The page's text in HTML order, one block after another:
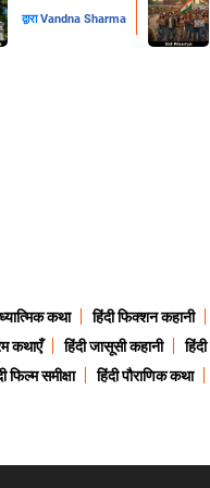
द्वाराVandna Sharma
कथा
हिंदी फिक्शन कहानी
कथाएँ हिंदी जासूसी कहानी
फिल्म समीक्षा हिंदी पौराणिक कथा